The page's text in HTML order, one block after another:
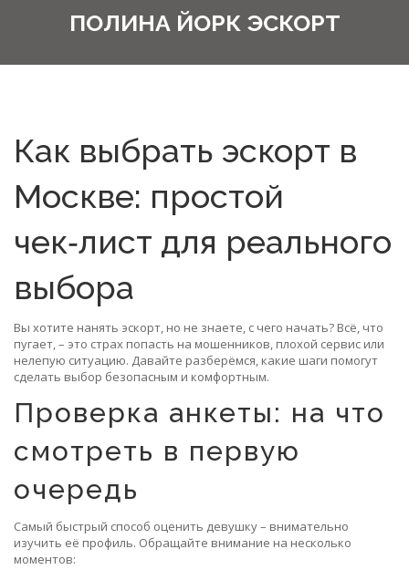
ПОЛИНА ЙОРК ЭСКОРТ
Как выбрать эскорт в
Москве: простой
чек‑лист для реального
выбора
Вы хотите нанять эскорт, но не знаете, с чего начать? Всё, что
пугает, – это страх попасть на мошенников, плохой сервис или
нелепую ситуацию. Давайте разберёмся, какие шаги помогут
сделать выбор безопасным и комфортным.
Проверка анкеты: на что
смотреть в первую
очередь
Самый быстрый способ оценить девушку – внимательно
изучить её профиль. Обращайте внимание на несколько
моментов: